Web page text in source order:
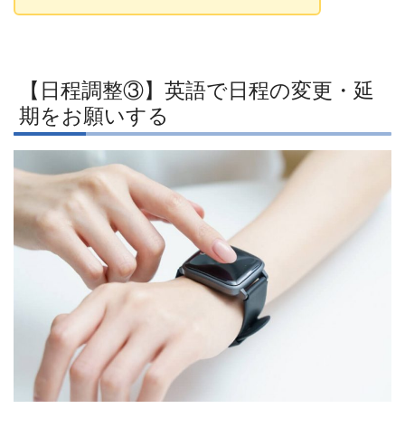
【日程調整③】英語で日程の変更・延
期をお願いする